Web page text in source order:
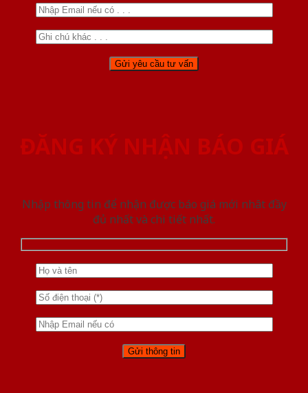
ĐĂNG KÝ NHẬN BÁO GIÁ
Nhập thông tin để nhận được báo giá mới nhât đầy
đủ nhất và chi tiết nhất.